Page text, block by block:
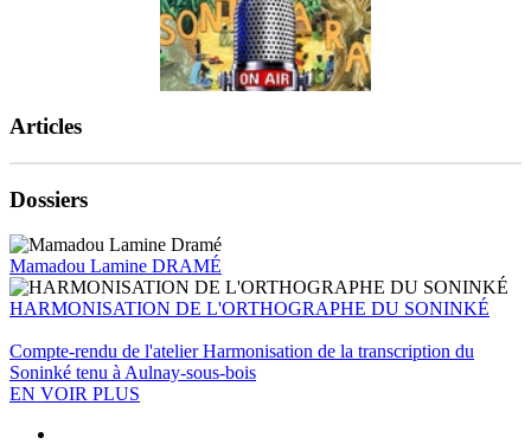
Articles
Dossiers
Mamadou Lamine DRAMÉ
HARMONISATION DE L'ORTHOGRAPHE DU SONINKÉ
Compte-rendu de l'atelier Harmonisation de la transcription du
Soninké tenu à Aulnay-sous-bois
EN VOIR PLUS